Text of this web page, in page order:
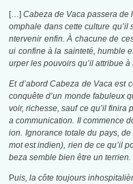
[…] Cabeza de Vaca passera de
omphale dans cette culture qu’il
ntervenir enfin. À chacune de
ui confine à la sainteté, humble
urper les pouvoirs qu’il attribue à
Et d’abord Cabeza de Vaca est
conquête d’un monde fabuleux
voir, richesse, sauf ce qu’il finira
a communication. Il commence
ion. Ignorance totale du pays,
mot est indien), rien de ce qu’il
beza semble bien être un terrien.
Puis, la côte toujours